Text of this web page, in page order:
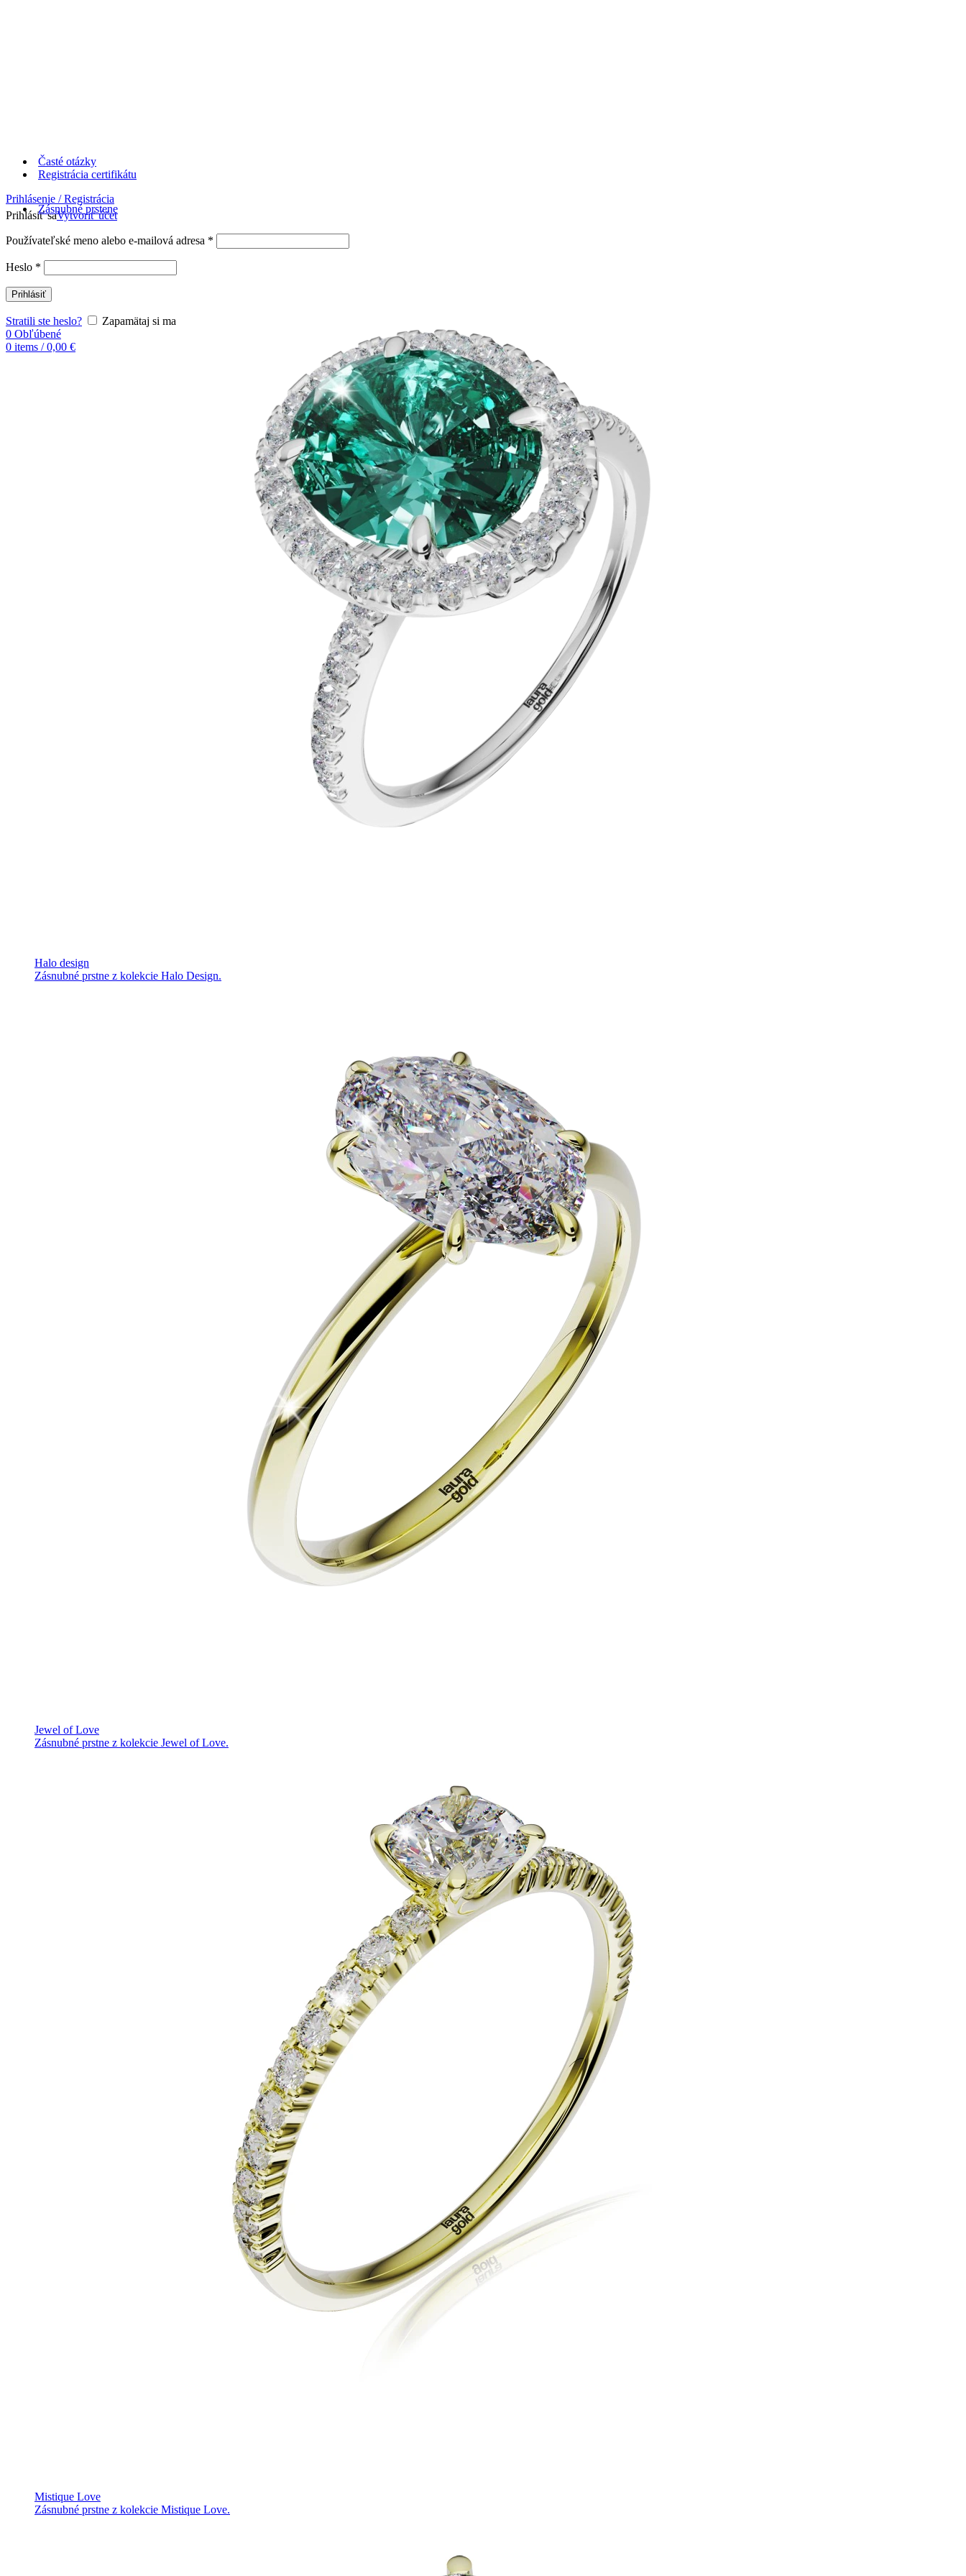
Časté otázky
Registrácia certifikátu
Prihlásenie / Registrácia
Prihlásiť saVytvoriť účet
Používateľské meno alebo e-mailová adresa *
Heslo *
Prihlásiť
Stratili ste heslo?
Zapamätaj si ma
0 Obľúbené
0 items / 0,00 €
Zásnubné prstene
Halo design
Zásnubné prstne z kolekcie Halo Design.
Jewel of Love
Zásnubné prstne z kolekcie Jewel of Love.
Mistique Love
Zásnubné prstne z kolekcie Mistique Love.